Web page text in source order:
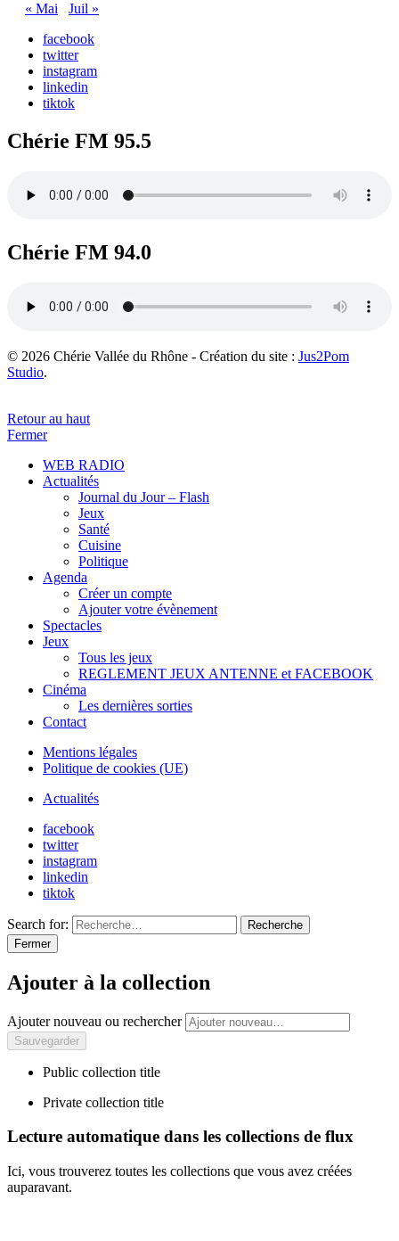
« Mai
Juil »
facebook
twitter
instagram
linkedin
tiktok
Chérie FM 95.5
Chérie FM 94.0
© 2026 Chérie Vallée du Rhône - Création du site : Jus2Pom
Studio.
Retour au haut
Fermer
WEB RADIO
Actualités
Journal du Jour – Flash
Jeux
Santé
Cuisine
Politique
Agenda
Créer un compte
Ajouter votre évènement
Spectacles
Jeux
Tous les jeux
REGLEMENT JEUX ANTENNE et FACEBOOK
Cinéma
Les dernières sorties
Contact
Mentions légales
Politique de cookies (UE)
Actualités
facebook
twitter
instagram
linkedin
tiktok
Search for:
Recherche
Fermer
Ajouter à la collection
Ajouter nouveau ou rechercher
Public collection title
Private collection title
Lecture automatique dans les collections de flux
Ici, vous trouverez toutes les collections que vous avez créées
auparavant.